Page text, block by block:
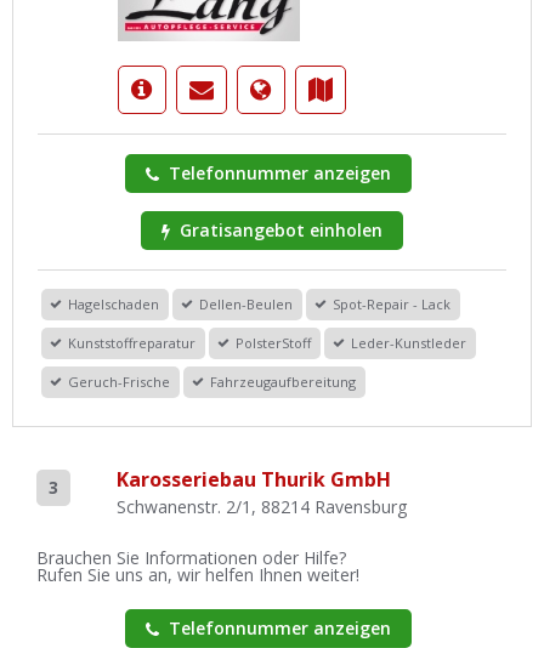
Telefonnummer anzeigen
Gratisangebot einholen
Hagelschaden Dellen-Beulen Spot-Repair - Lack
Kunststoffreparatur PolsterStoff Leder-Kunstleder
Geruch-Frische Fahrzeugaufbereitung
3 Karosseriebau Thurik GmbH
Schwanenstr. 2/1, 88214 Ravensburg
Brauchen Sie Informationen oder Hilfe?
Rufen Sie uns an, wir helfen Ihnen weiter!
Telefonnummer anzeigen